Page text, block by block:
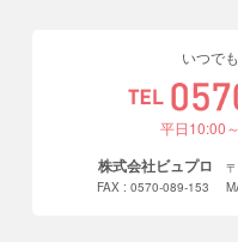
いつで
平日10:00
株式会社ビュプロ
FAX : 0570-089-153